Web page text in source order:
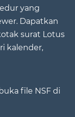
yang
Dapatkan
surat Lotus
kalender,
file NSF di